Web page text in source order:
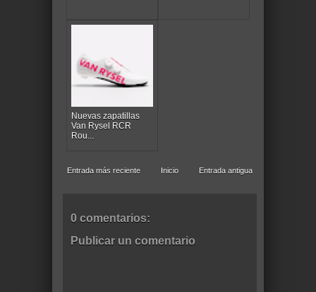
Nuevas zapatillas
Van Rysel RCR
Rou...
Entrada más reciente Entrada antigua
Inicio
0 comentarios:
Publicar un comentario